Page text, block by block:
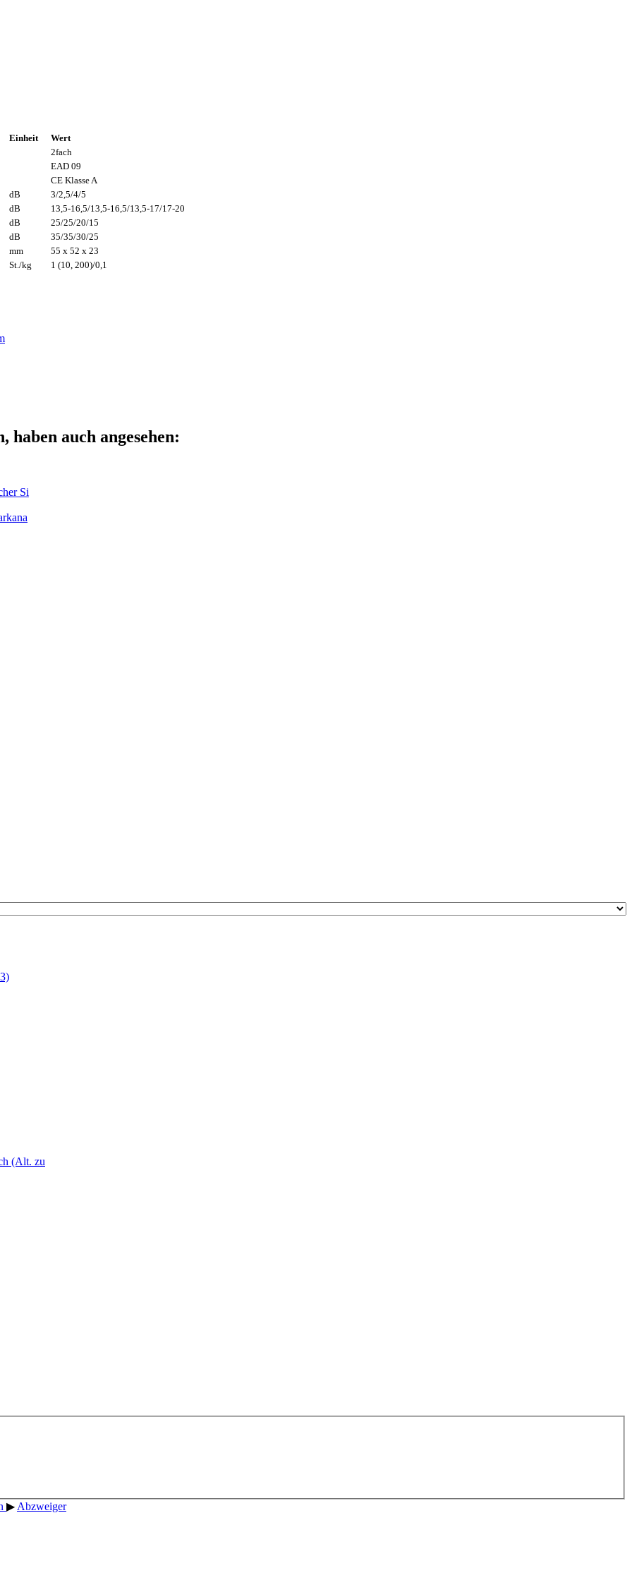
Einheit
Wert
2fach
EAD 09
CE Klasse A
dB
3/2,5/4/5
dB
13,5-16,5/13,5-16,5/13,5-17/17-20
dB
25/25/20/15
dB
35/35/30/25
mm
55 x 52 x 23
St./kg
1 (10, 200)/0,1
haben auch angesehen:
Si
▶ Abzweiger